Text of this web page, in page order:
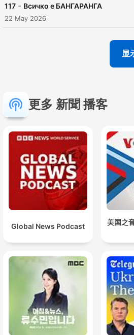
117 - Всичко е БАНГАРАНГА
22 May 2026
显
更多 新聞 播客
Global News Podcast
美国之